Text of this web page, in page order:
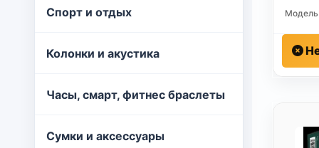
Спорт и отдых
Колонки и акустика
Часы, смарт, фитнес браслеты
Сумки и аксессуары